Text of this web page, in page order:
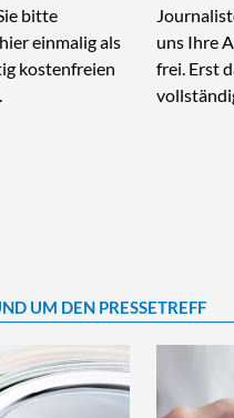
bitte
einmalig als
kostenfreien
uns Ihre
frei. Erst
UM DEN PRESSETREFF